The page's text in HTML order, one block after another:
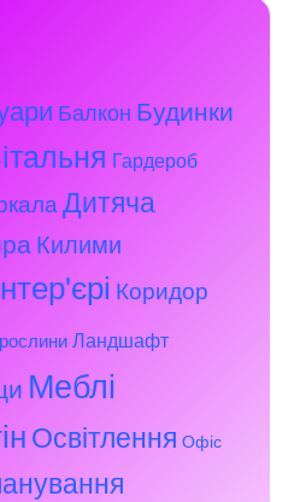
Балкон Будинки
Гардероб
Дитяча
Килими
Коридор
Ландшафт
Меблі
Освітлення Офіс